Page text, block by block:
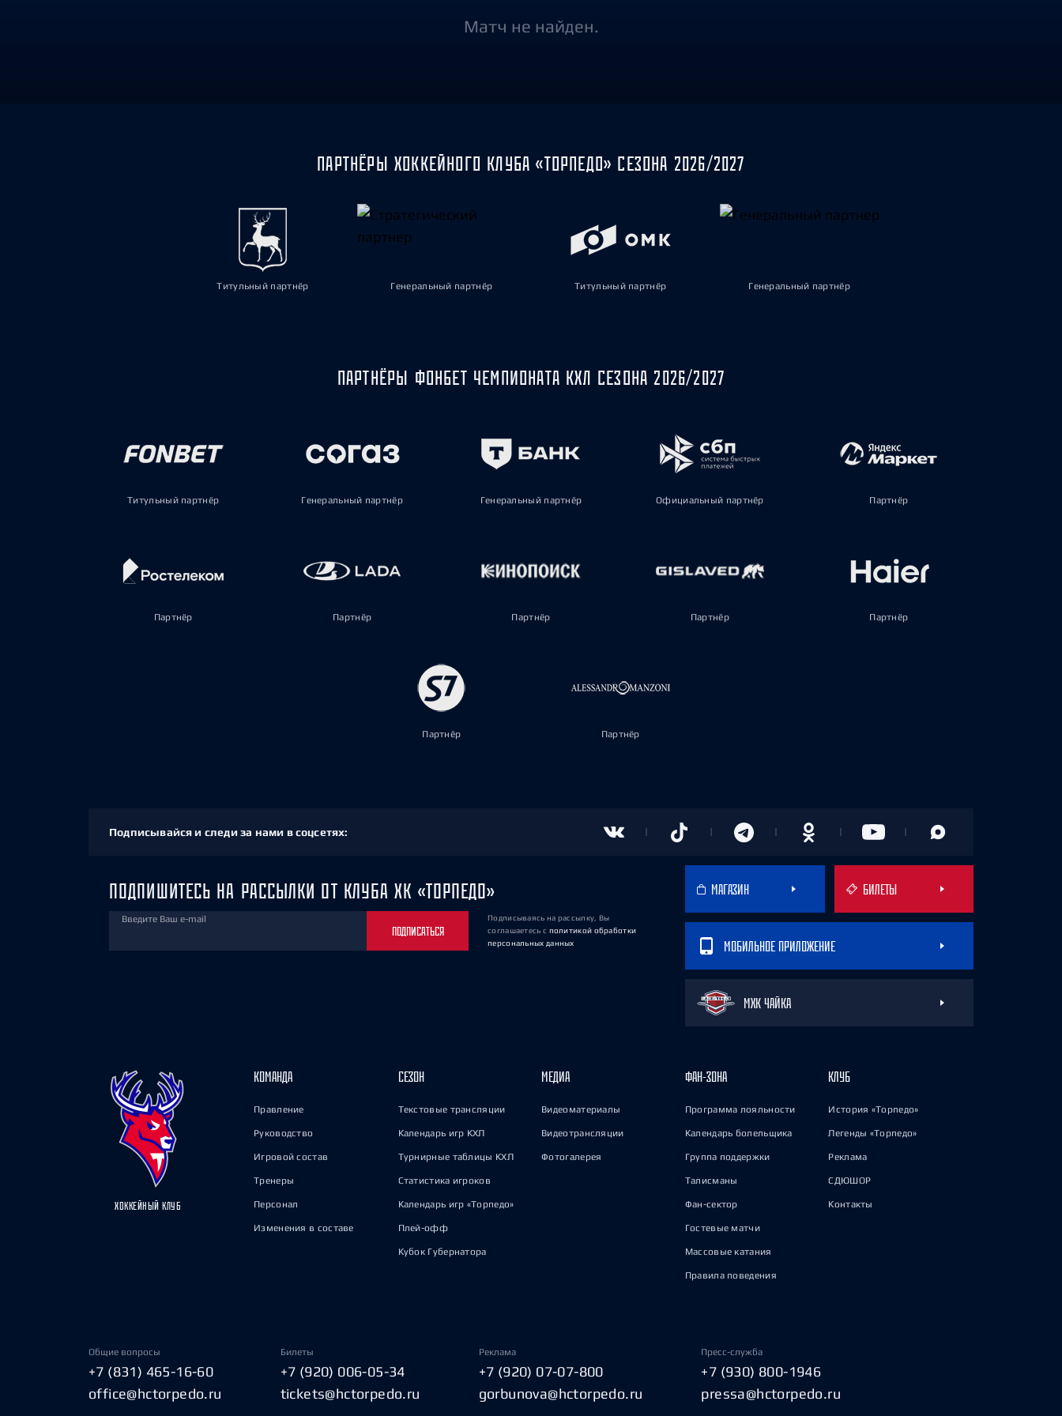
Матч не найден.
ПАРТНЁРЫ ХОККЕЙНОГО КЛУБА «ТОРПЕДО» СЕЗОНА 2026/2027
Титульный партнёр Генеральный партнёр Титульный партнёр Генеральный партнёр
ПАРТНЁРЫ ФОНБЕТ ЧЕМПИОНАТА КХЛ СЕЗОНА 2026/2027
Титульный партнёр Генеральный партнёр Генеральный партнёр Официальный партнёр Партнёр
Партнёр Партнёр Партнёр Партнёр Партнёр
Партнёр Партнёр
Подписывайся и следи за нами в соцсетях:
ПОДПИШИТЕСЬ НА РАССЫЛКИ ОТ КЛУБА ХК «ТОРПЕДО»
Введите Ваш e-mail
ПОДПИСАТЬСЯ
Подписываясь на рассылку, Вы
соглашаетесь с политикой обработки
персональных данных
МАГАЗИН БИЛЕТЫ
МОБИЛЬНОЕ ПРИЛОЖЕНИЕ
МХК ЧАЙКА
ХОККЕЙНЫЙ КЛУБ
КОМАНДА
Правление
Руководство
Игровой состав
Тренеры
Персонал
Изменения в составе
СЕЗОН
Текстовые трансляции
Календарь игр КХЛ
Турнирные таблицы КХЛ
Статистика игроков
Календарь игр «Торпедо»
Плей-офф
Кубок Губернатора
МЕДИА
Видеоматериалы
Видеотрансляции
Фотогалерея
ФАН-ЗОНА
Программа лояльности
Календарь болельщика
Группа поддержки
Талисманы
Фан-сектор
Гостевые матчи
Массовые катания
Правила поведения
КЛУБ
История «Торпедо»
Легенды «Торпедо»
Реклама
СДЮШОР
Контакты
Общие вопросы
+7 (831) 465-16-60
office@hctorpedo.ru
Билеты
+7 (920) 006-05-34
tickets@hctorpedo.ru
Реклама
+7 (920) 07-07-800
gorbunova@hctorpedo.ru
Пресс-служба
+7 (930) 800-1946
pressa@hctorpedo.ru